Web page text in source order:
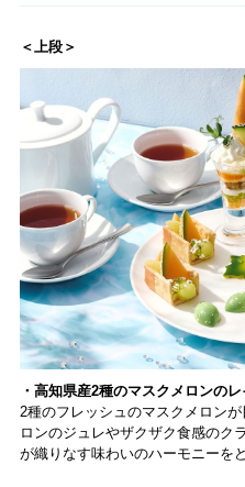
＜上段＞
・高知県産2種のマスクメロンの
2種のフレッシュのマスクメロン
ロンのジュレやザクザク食感のク
が織りなす味わいのハーモニーをど